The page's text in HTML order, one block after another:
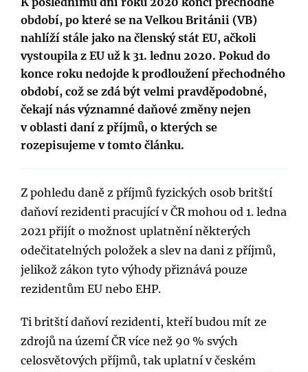
období, po které se na Velkou Británii (VB)
nahlíží stále jako na členský stát EU, ačkoli
vystoupila z EU už k 31. lednu 2020. Pokud do
konce roku nedojde k prodloužení přechodného
období, což se zdá být velmi pravděpodobné,
čekají nás významné daňové změny nejen
v oblasti daní z příjmů, o kterých se
rozepisujeme v tomto článku.
Z pohledu daně z příjmů fyzických osob britští
daňoví rezidenti pracující v ČR mohou od 1. ledna
2021 přijít o možnost uplatnění některých
odečitatelných položek a slev na dani z příjmů,
jelikož zákon tyto výhody přiznává pouze
rezidentům EU nebo EHP.
Ti britští daňoví rezidenti, kteří budou mít ze
zdrojů na území ČR více než 90 % svých
celosvětových příjmů, tak uplatní v českém